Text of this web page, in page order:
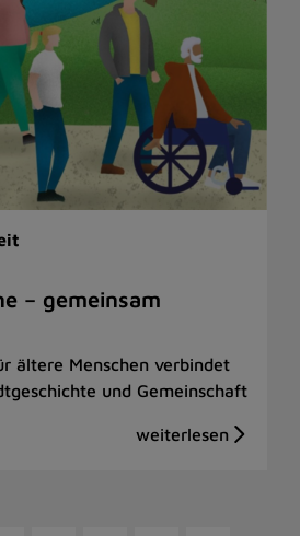
– gemeinsam
ältere Menschen verbindet
und Gemeinschaft